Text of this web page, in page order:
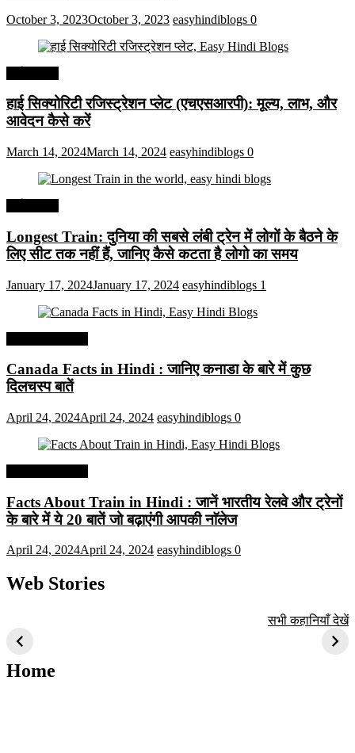
October 3, 2023October 3, 2023 easyhindiblogs 0
हाई सिक्योरिटी रजिस्ट्रेशन प्लेट (एचएसआरपी): मूल्य, लाभ, और
आवेदन कैसे करें
March 14, 2024March 14, 2024 easyhindiblogs 0
Longest Train: दुनिया की सबसे लंबी ट्रेन में लोगों के बैठने के
लिए सीट तक ​​नहीं हैं, जानिए कैसे कटता है लोगो का समय
January 17, 2024January 17, 2024 easyhindiblogs 1
Canada Facts in Hindi : जानिए कनाडा के बारे में कुछ
दिलचस्प बातें
April 24, 2024April 24, 2024 easyhindiblogs 0
Facts About Train in Hindi : जानें भारतीय रेलवे और ट्रेनों
के बारे में ये 20 बातें जो बढ़ाएंगी आपकी नाॅलेज
April 24, 2024April 24, 2024 easyhindiblogs 0
Web Stories
तकनीक जो आपको
2024 के लिए सीखनी
चाहिए
ऐतिहासिक स्थान
सभी कहानियाँ देखें
Home